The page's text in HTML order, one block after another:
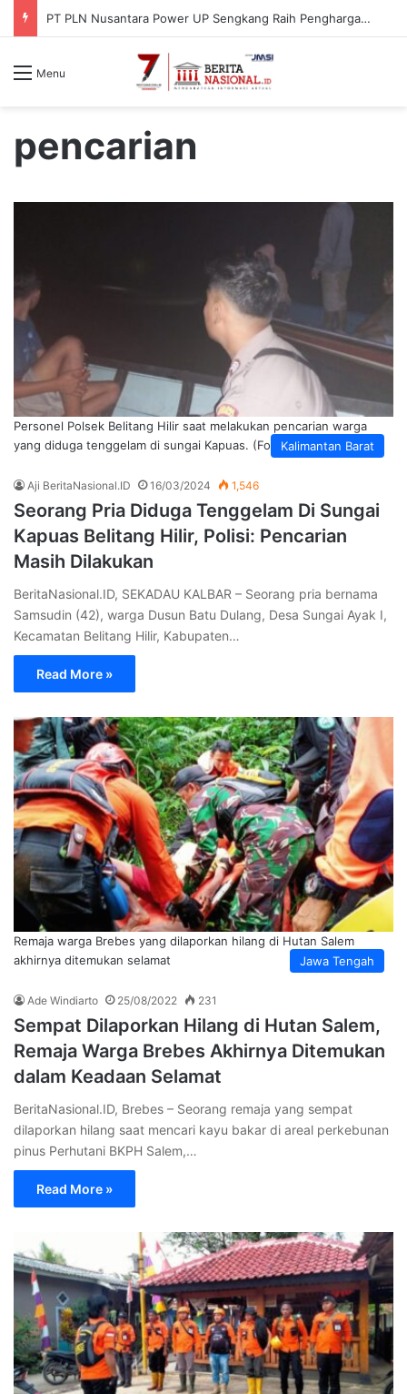
PT PLN Nusantara Power UP Sengkang Raih Penghargaan ISRA Award 2026, Perkuat Komitmen terhadap Keberlanjutan dan Pemberdayaan Masyarakat
Menu
pencarian
Kalimantan Barat
Personel Polsek Belitang Hilir saat melakukan pencarian warga
yang diduga tenggelam di sungai Kapuas. (Foto: Aji)
Aji BeritaNasional.ID 16/03/2024 1,546
Seorang Pria Diduga Tenggelam Di Sungai
Kapuas Belitang Hilir, Polisi: Pencarian
Masih Dilakukan
BeritaNasional.ID, SEKADAU KALBAR – Seorang pria bernama
Samsudin (42), warga Dusun Batu Dulang, Desa Sungai Ayak I,
Kecamatan Belitang Hilir, Kabupaten…
Read More »
Jawa Tengah
Remaja warga Brebes yang dilaporkan hilang di Hutan Salem
akhirnya ditemukan selamat
Ade Windiarto 25/08/2022 231
Sempat Dilaporkan Hilang di Hutan Salem,
Remaja Warga Brebes Akhirnya Ditemukan
dalam Keadaan Selamat
BeritaNasional.ID, Brebes – Seorang remaja yang sempat
dilaporkan hilang saat mencari kayu bakar di areal perkebunan
pinus Perhutani BKPH Salem,…
Read More »